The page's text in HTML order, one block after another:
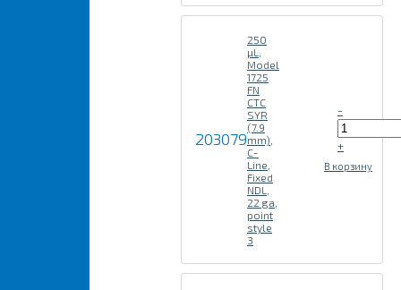
203079
250
µL,
Model
1725
FN
CTC
SYR
(7.9
mm),
C-
Line,
Fixed
NDL,
22 ga,
point
style
3
-
+
В корзину